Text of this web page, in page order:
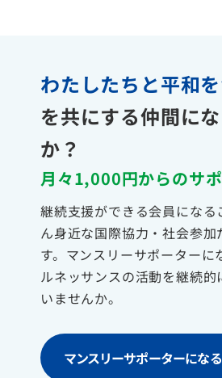
わたしたちと平和
を共にする仲間に
か？
月々1,000円からのサ
継続支援ができる会員になる
ん身近な国際協力・社会参加
す。マンスリーサポーターに
ルネッサンスの活動を継続的
いませんか。
マンスリーサポーターになる